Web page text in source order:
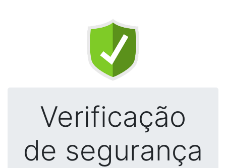
Verificação
de segurança